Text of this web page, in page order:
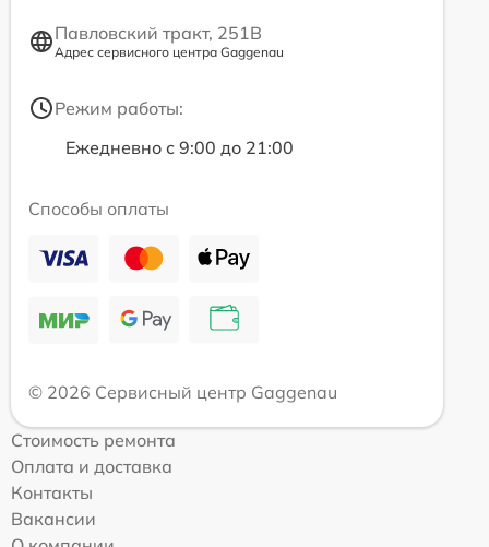
Павловский тракт, 251В
Адрес сервисного центра Gaggenau
Режим работы:
Ежедневно с 9:00 до 21:00
Способы оплаты
© 2026 Сервисный центр Gaggenau
Стоимость ремонта
Оплата и доставка
Контакты
Вакансии